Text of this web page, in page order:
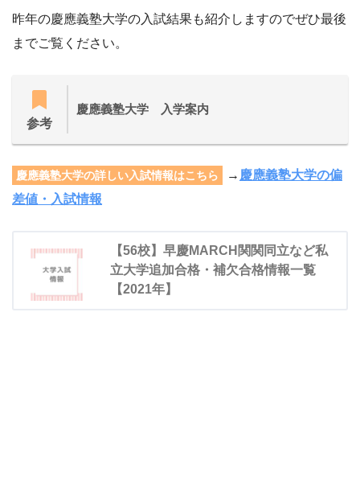
昨年の慶應義塾大学の入試結果も紹介しますのでぜひ最後
までご覧ください。
参考
慶應義塾大学 入学案内
慶應義塾大学の詳しい入試情報はこちら → 慶應義塾大学の偏
差値・入試情報
【56校】早慶MARCH関関同立など私
立大学追加合格・補欠合格情報一覧
【2021年】